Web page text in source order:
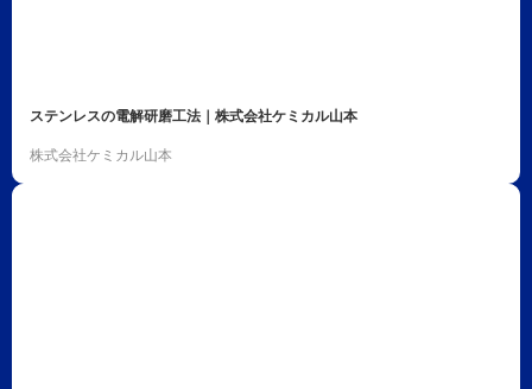
ステンレスの電解研磨工法｜株式会社ケミカル山本
株式会社ケミカル山本